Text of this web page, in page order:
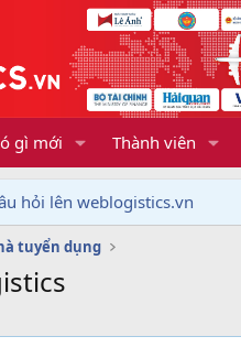
gì mới Thành viên
hỏi lên weblogistics.vn
tuyển dụng